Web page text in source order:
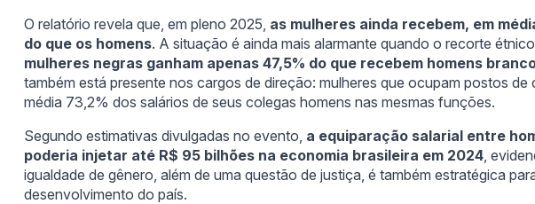
O relatório revela que, em pleno 2025, as mulheres ainda recebem, em
do que os homens. A situação é ainda mais alarmante quando o recorte
mulheres negras ganham apenas 47,5% do que recebem homens
também está presente nos cargos de direção: mulheres que ocupam postos de
média 73,2% dos salários de seus colegas homens nas mesmas funções.
Segundo estimativas divulgadas no evento, a equiparação salarial entre
poderia injetar até R$ 95 bilhões na economia brasileira em 2024 ,
igualdade de gênero, além de uma questão de justiça, é também estratégica
desenvolvimento do país.